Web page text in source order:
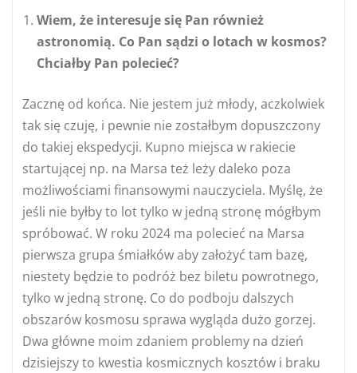
Wiem, że interesuje się Pan również
astronomią. Co Pan sądzi o lotach w kosmos?
Chciałby Pan polecieć?
Zacznę od końca. Nie jestem już młody, aczkolwiek
tak się czuję, i pewnie nie zostałbym dopuszczony
do takiej ekspedycji. Kupno miejsca w rakiecie
startującej np. na Marsa też leży daleko poza
możliwościami finansowymi nauczyciela. Myślę, że
jeśli nie byłby to lot tylko w jedną stronę mógłbym
spróbować. W roku 2024 ma polecieć na Marsa
pierwsza grupa śmiałków aby założyć tam bazę,
niestety będzie to podróż bez biletu powrotnego,
tylko w jedną stronę. Co do podboju dalszych
obszarów kosmosu sprawa wygląda dużo gorzej.
Dwa główne moim zdaniem problemy na dzień
dzisiejszy to kwestia kosmicznych kosztów i braku